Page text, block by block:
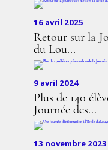
16 avril 2025
Retour sur la
du Lou...
9 avril 2024
Plus de 140
Journée des...
13 novembre 2023